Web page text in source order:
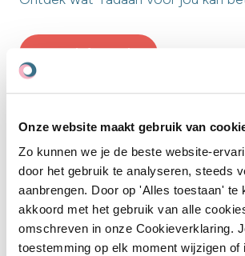
Onze website maakt gebruik van
Zo kunnen we je de beste website-
door het gebruik te analyseren, steeds
aanbrengen. Door op 'Alles toestaan' te
akkoord met het gebruik van alle
omschreven in onze Cookieverklaring.
toestemming op elk moment wijzigen of
Meer informatie